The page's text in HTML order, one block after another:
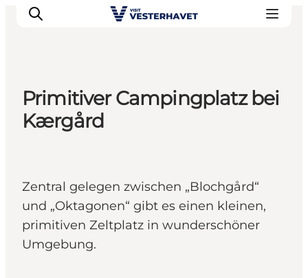
Events
Erlebnisse
Tickets kaufen
Plane deine Reise
Primitiver Campingplatz bei
Kærgård
Zentral gelegen zwischen „Blochgård“
und „Oktagonen“ gibt es einen kleinen,
primitiven Zeltplatz in wunderschöner
Umgebung.